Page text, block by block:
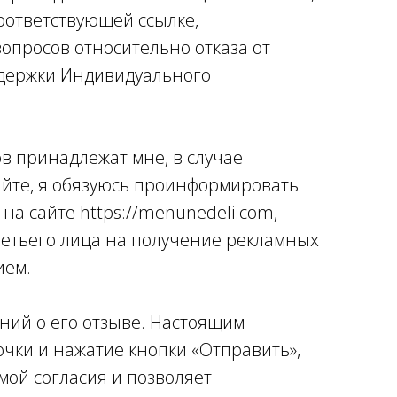
ссылке,
относительно отказа от
Индивидуального
принадлежат мне, в случае
я обязуюсь проинформировать
сайте https://menunedeli.com,
лица на получение рекламных
о его отзыве. Настоящим
и нажатие кнопки «Отправить»,
согласия и позволяет